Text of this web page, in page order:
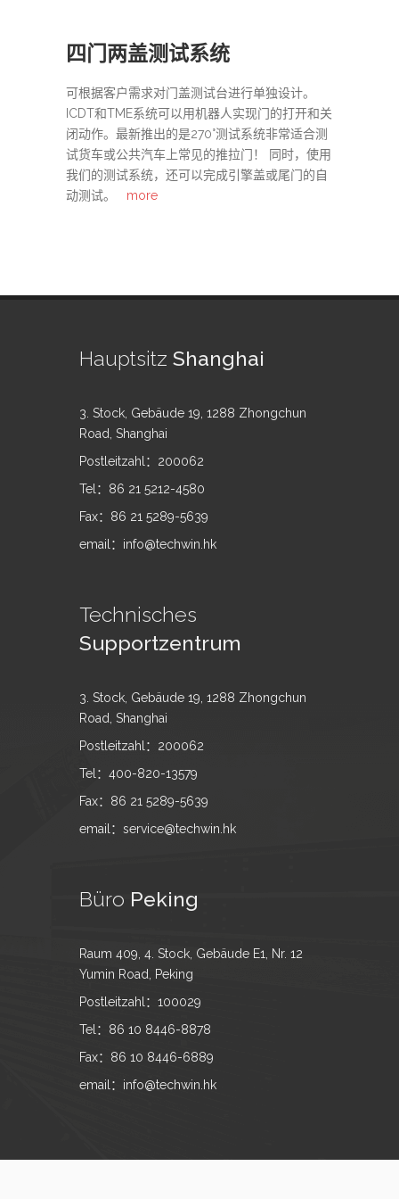
四门两盖测试系统
可根据客户需求对门盖测试台进行单独设计。
ICDT和TME系统可以用机器人实现门的打开和关
闭动作。最新推出的是270°测试系统非常适合测
试货车或公共汽车上常见的推拉门！ 同时，使用
我们的测试系统，还可以完成引擎盖或尾门的自
动测试。 more
Hauptsitz Shanghai
3. Stock, Gebäude 19, 1288 Zhongchun
Road, Shanghai
Postleitzahl：200062
Tel：86 21 5212-4580
Fax：86 21 5289-5639
email：info@techwin.hk
Technisches
Supportzentrum
3. Stock, Gebäude 19, 1288 Zhongchun
Road, Shanghai
Postleitzahl：200062
Tel：400-820-13579
Fax：86 21 5289-5639
email：service@techwin.hk
Büro Peking
Raum 409, 4. Stock, Gebäude E1, Nr. 12
Yumin Road, Peking
Postleitzahl：100029
Tel：86 10 8446-8878
Fax：86 10 8446-6889
email：info@techwin.hk